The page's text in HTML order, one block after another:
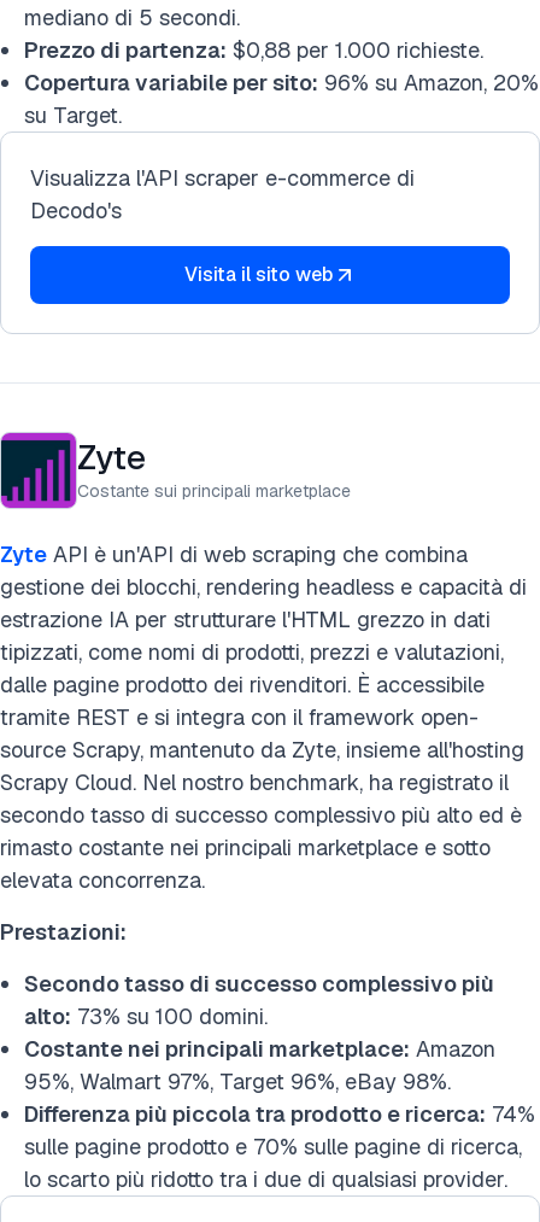
mediano di 5 secondi.
Prezzo di partenza: $0,88 per 1.000 richieste.
Copertura variabile per sito: 96% su Amazon, 20%
su Target.
Visualizza l'API scraper e-commerce di
Decodo's
Visita il sito web
Zyte
Costante sui principali marketplace
Zyte API è un'API di web scraping che combina
gestione dei blocchi, rendering headless e capacità di
estrazione IA per strutturare l'HTML grezzo in dati
tipizzati, come nomi di prodotti, prezzi e valutazioni,
dalle pagine prodotto dei rivenditori. È accessibile
tramite REST e si integra con il framework open-
source Scrapy, mantenuto da Zyte, insieme all'hosting
Scrapy Cloud. Nel nostro benchmark, ha registrato il
secondo tasso di successo complessivo più alto ed è
rimasto costante nei principali marketplace e sotto
elevata concorrenza.
Prestazioni:
Secondo tasso di successo complessivo più
alto: 73% su 100 domini.
Costante nei principali marketplace: Amazon
95%, Walmart 97%, Target 96%, eBay 98%.
Differenza più piccola tra prodotto e ricerca: 74%
sulle pagine prodotto e 70% sulle pagine di ricerca,
lo scarto più ridotto tra i due di qualsiasi provider.